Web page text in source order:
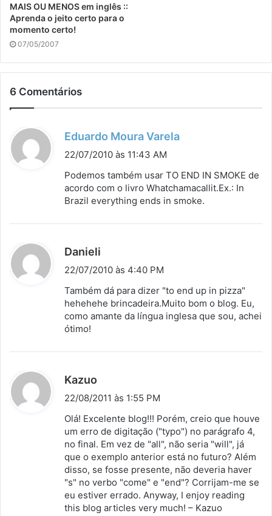
MAIS OU MENOS em inglês ::
Aprenda o jeito certo para o
momento certo!
07/05/2007
6 Comentários
Eduardo Moura Varela
s
e
22/07/2010 às 11:43 AM
Podemos também usar TO END IN SMOKE de
acordo com o livro Whatchamacallit.Ex.: In
Brazil everything ends in smoke.
Danieli
i
s
e
22/07/2010 às 4:40 PM
Também dá para dizer "to end up in pizza"
hehehehe brincadeira.Muito bom o blog. Eu,
como amante da língua inglesa que sou, achei
ótimo!
Kazuo
i
e
:
22/08/2011 às 1:55 PM
Olá! Excelente blog!!! Porém, creio que houve
um erro de digitação ("typo") no parágrafo 4,
no final. Em vez de "all", não seria "will", já
que o exemplo anterior está no futuro? Além
disso, se fosse presente, não deveria haver
"s" no verbo "come" e "end"? Corrijam-me se
eu estiver errado. Anyway, I enjoy reading
this blog articles very much! – Kazuo